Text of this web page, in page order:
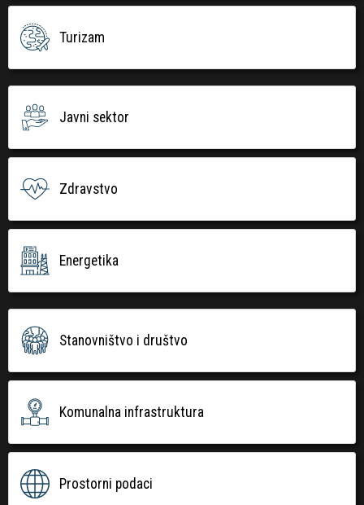
Turizam
Javni sektor
Zdravstvo
Energetika
Stanovništvo i društvo
Komunalna infrastruktura
Prostorni podaci